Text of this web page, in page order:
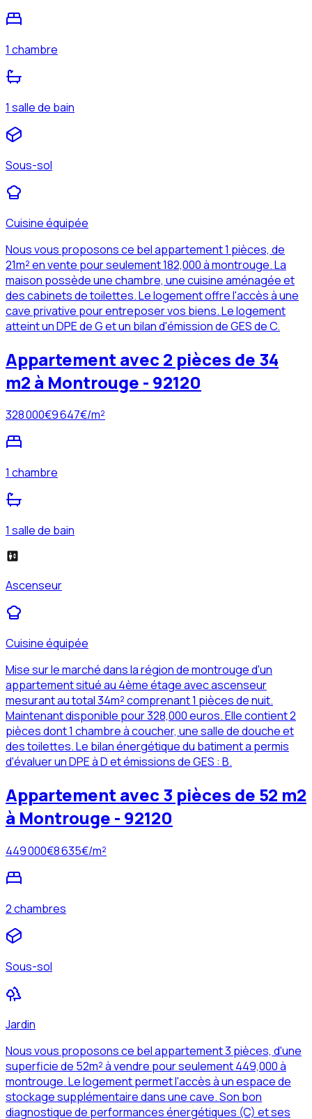
1 chambre
1 salle de bain
Sous-sol
Cuisine équipée
Nous vous proposons ce bel appartement 1 pièces, de
21m² en vente pour seulement 182,000 à montrouge. La
maison possède une chambre, une cuisine aménagée et
des cabinets de toilettes. Le logement offre l'accès à une
cave privative pour entreposer vos biens. Le logement
atteint un DPE de G et un bilan d'émission de GES de C.
Appartement avec 2 pièces de 34
m2 à Montrouge - 92120
328 000€9 647€/m²
1 chambre
1 salle de bain
Ascenseur
Cuisine équipée
Mise sur le marché dans la région de montrouge d'un
appartement situé au 4ème étage avec ascenseur
mesurant au total 34m² comprenant 1 pièces de nuit.
Maintenant disponible pour 328,000 euros. Elle contient 2
pièces dont 1 chambre à coucher, une salle de douche et
des toilettes. Le bilan énergétique du batiment a permis
d'évaluer un DPE à D et émissions de GES : B.
Appartement avec 3 pièces de 52 m2
à Montrouge - 92120
449 000€8 635€/m²
2 chambres
Sous-sol
Jardin
Nous vous proposons ce bel appartement 3 pièces, d'une
superficie de 52m² à vendre pour seulement 449,000 à
montrouge. Le logement permet l'accès à un espace de
stockage supplémentaire dans une cave. Son bon
diagnostique de performances énergétiques (C) et ses